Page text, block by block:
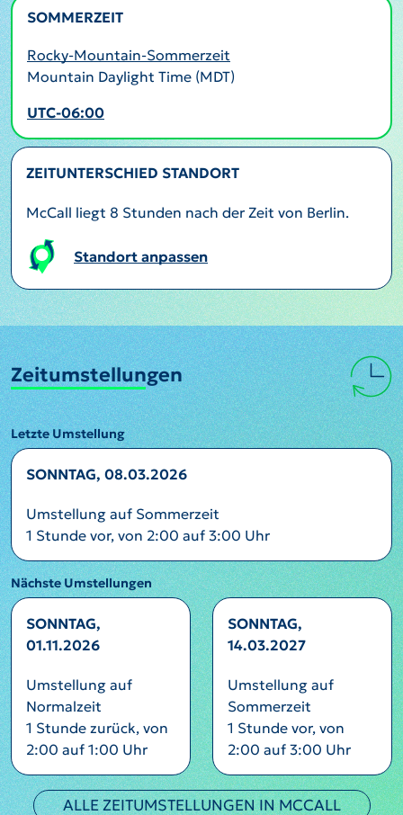
SOMMERZEIT
Rocky-Mountain-Sommerzeit
Mountain Daylight Time (MDT)
UTC-06:00
ZEITUNTERSCHIED STANDORT
McCall liegt 8 Stunden nach der Zeit von Berlin.
Standort anpassen
Zeitumstellungen
Letzte Umstellung
SONNTAG, 08.03.2026
Umstellung auf Sommerzeit
1 Stunde vor, von 2:00 auf 3:00 Uhr
Nächste Umstellungen
SONNTAG,
01.11.2026
Umstellung auf
Normalzeit
1 Stunde zurück, von
2:00 auf 1:00 Uhr
SONNTAG,
14.03.2027
Umstellung auf
Sommerzeit
1 Stunde vor, von
2:00 auf 3:00 Uhr
ALLE ZEITUMSTELLUNGEN IN MCCALL